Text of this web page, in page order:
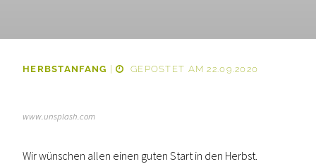
HERBSTANFANG | GEPOSTET AM 22.09.2020
www.unsplash.com
Wir wünschen allen einen guten Start in den Herbst.